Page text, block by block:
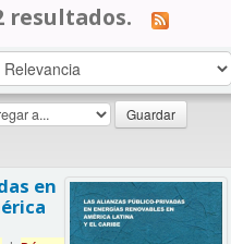
resultados.
en